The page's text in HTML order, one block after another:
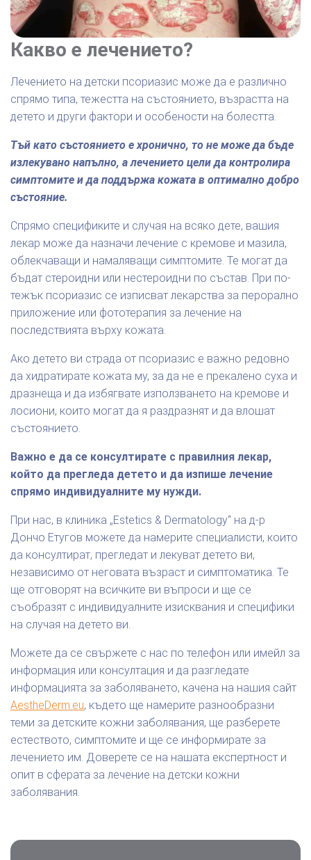
Какво е лечението?
Лечението на детски псориазис може да е различно
спрямо типа, тежестта на състоянието, възрастта на
детето и други фактори и особености на болестта.
Тъй като състоянието е хронично, то не може да бъде
излекувано напълно, а лечението цели да контролира
симптомите и да поддържа кожата в оптимално добро
състояние.
Спрямо спецификите и случая на всяко дете, вашия
лекар може да назначи лечение с кремове и мазила,
облекчаващи и намаляващи симптомите. Те могат да
бъдат стероидни или нестероидни по състав. При по-
тежък псориазис се изписват лекарства за перорално
приложение или фототерапия за лечение на
последствията върху кожата.
Ако детето ви страда от псориазис е важно редовно
да хидратирате кожата му, за да не е прекалено суха и
дразнеща и да избягвате използването на кремове и
лосиони, които могат да я раздразнят и да влошат
състоянието.
Важно е да се консултирате с правилния лекар,
който да прегледа детето и да изпише лечение
спрямо индивидуалните му нужди.
При нас, в клиника „Estetics & Dermatology“ на д-р
Дончо Етугов можете да намерите специалисти, които
да консултират, прегледат и лекуват детето ви,
независимо от неговата възраст и симптоматика. Те
ще отговорят на всичките ви въпроси и ще се
съобразят с индивидуалните изисквания и специфики
на случая на детето ви.
Можете да се свържете с нас по телефон или имейл за
информация или консултация и да разгледате
информацията за заболяването, качена на нашия сайт
AestheDerm.eu, където ще намерите разнообразни
теми за детските кожни заболявания, ще разберете
естеството, симптомите и ще се информирате за
лечението им. Доверете се на нашата експертност и
опит в сферата за лечение на детски кожни
заболявания.